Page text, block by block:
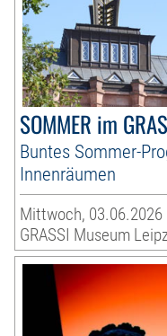
SOMMER im
Buntes Sommer-
Innenräumen
Mittwoch,
GRASSI Museum